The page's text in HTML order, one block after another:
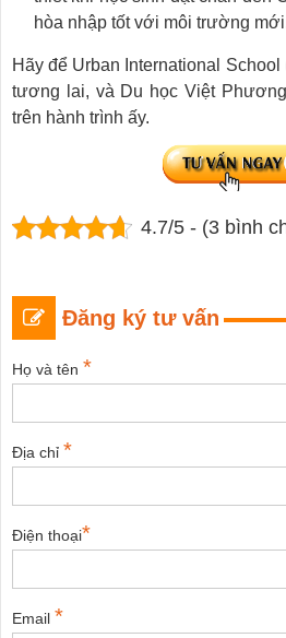
hòa nhập tốt với môi trường
Hãy để Urban International
tương lai, và Du học Việt
trên hành trình ấy.
4.7/5 - (3 bình
Đăng ký tư vấn
Họ và tên *
Địa chỉ *
Điện thoại*
Email *